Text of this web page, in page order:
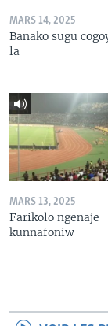
MARS 14, 2025
Banako sugu
la
MARS 13, 2025
Farikolo ngenaje
kunnafoniw